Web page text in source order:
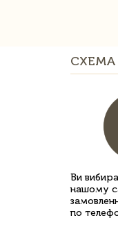
СХЕМА
Ви
нашому
по